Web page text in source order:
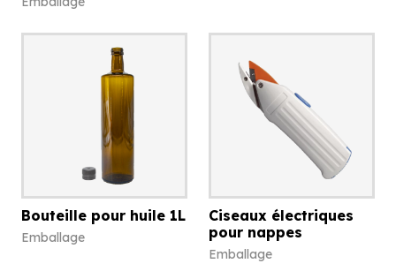
Bouteille pour huile 1L
Emballage
Ciseaux électriques
pour nappes
Emballage